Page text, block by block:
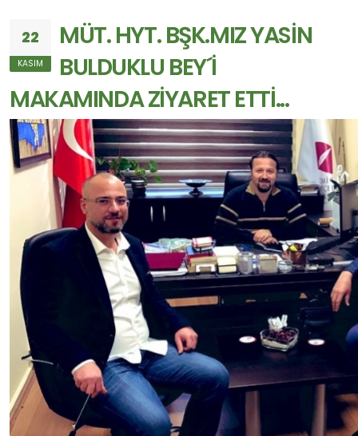
22
KASIM
MÜT. HYT. BŞK.MIZ YASİN
BULDUKLU BEY´İ
MAKAMINDA ZİYARET ETTİ...